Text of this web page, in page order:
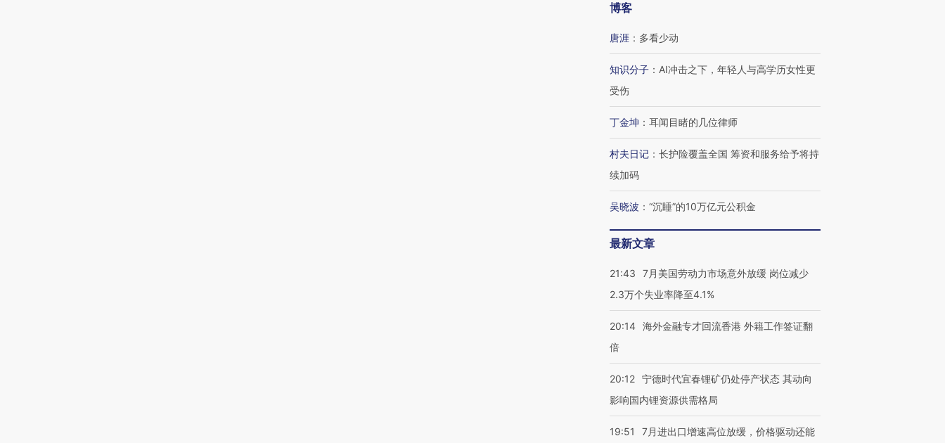
博客
唐涯 ： 多看少动
知识分子 ： AI冲击之下，年轻人与高学历女性更
受伤
丁金坤 ： 耳闻目睹的几位律师
村夫日记 ： 长护险覆盖全国 筹资和服务给予将持
续加码
吴晓波 ： “沉睡”的10万亿元公积金
最新文章
21:43
7月美国劳动力市场意外放缓 岗位减少
2.3万个失业率降至4.1%
20:14 海外金融专才回流香港 外籍工作签证翻
倍
20:12 宁德时代宜春锂矿仍处停产状态 其动向
影响国内锂资源供需格局
19:51
7月进出口增速高位放缓，价格驱动还能